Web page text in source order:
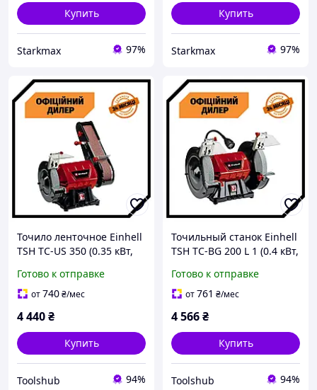
Купить
Starkmax 97%
Купить
Starkmax 97%
Точило ленточное Einhell
TSH TC-US 350 (0.35 кВт,
Точильный станок,
Наждак гриндер
Готово к отправке
от740₴/мес
4 440₴
Купить
Toolshub 94%
Точильный станок Einhell
TSH TC-BG 200 L 1 (0.4 кВт,
настольный Топ 3776563
Готово к отправке
от761 ₴/мес
4 566₴
Купить
Toolshub 94%